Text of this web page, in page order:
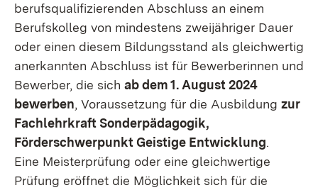
berufsqualifizierenden Abschluss an einem
Berufskolleg von mindestens zweijähriger Dauer
oder einen diesem Bildungsstand als gleichwertig
anerkannten Abschluss ist für Bewerberinnen und
Bewerber, die sich ab dem 1. August 2024
bewerben, Voraussetzung für die Ausbildung zur
Fachlehrkraft Sonderpädagogik,
Förderschwerpunkt Geistige Entwicklung.
Eine Meisterprüfung oder eine gleichwertige
Prüfung eröffnet die Möglichkeit sich für die